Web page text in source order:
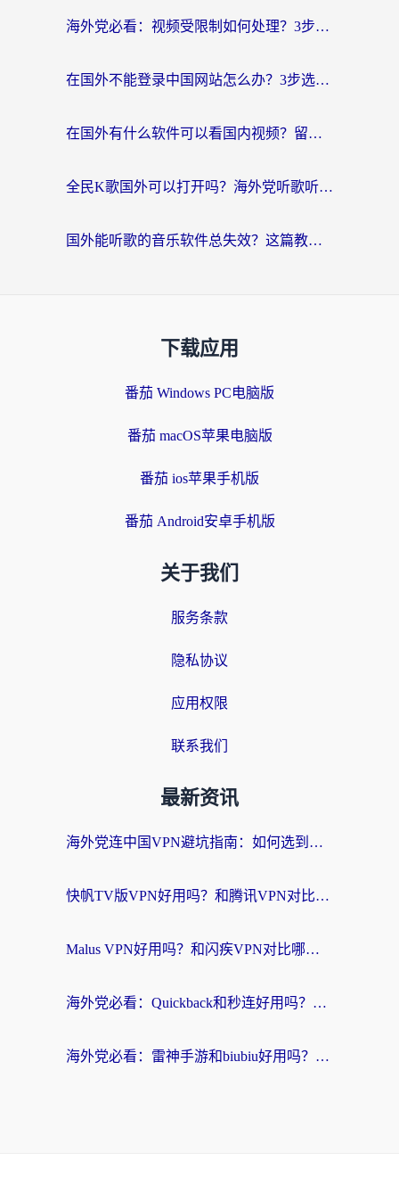
海外党必看：视频受限制如何处理？3步解决国内剧番“看不了”难题
在国外不能登录中国网站怎么办？3步选对回国加速器，无缝刷剧、办业务
在国外有什么软件可以看国内视频？留学生亲测的追剧救星来了
全民K歌国外可以打开吗？海外党听歌听书无限制的实用指南
国外能听歌的音乐软件总失效？这篇教你怎么在海外流畅听网易云
下载应用
番茄 Windows PC电脑版
番茄 macOS苹果电脑版
番茄 ios苹果手机版
番茄 Android安卓手机版
关于我们
服务条款
隐私协议
应用权限
联系我们
最新资讯
海外党连中国VPN避坑指南：如何选到真正能无缝刷国内资源的加速器？
快帆TV版VPN好用吗？和腾讯VPN对比哪个回国效果更好？海外党必看的真实体验指南
Malus VPN好用吗？和闪疾VPN对比哪个回国效果更好？海外华人的实用避坑指南
海外党必看：Quickback和秒连好用吗？3步选对回国加速器，无缝刷国内资源
海外党必看：雷神手游和biubiu好用吗？3招选对回国加速器无缝刷国内资源